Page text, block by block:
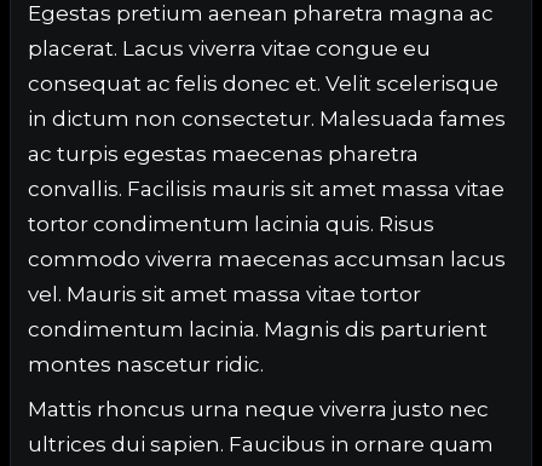
Egestas pretium aenean pharetra magna ac
placerat. Lacus viverra vitae congue eu
consequat ac felis donec et. Velit scelerisque
in dictum non consectetur. Malesuada fames
ac turpis egestas maecenas pharetra
convallis. Facilisis mauris sit amet massa vitae
tortor condimentum lacinia quis. Risus
commodo viverra maecenas accumsan lacus
vel. Mauris sit amet massa vitae tortor
condimentum lacinia. Magnis dis parturient
montes nascetur ridic.
Mattis rhoncus urna neque viverra justo nec
ultrices dui sapien. Faucibus in ornare quam